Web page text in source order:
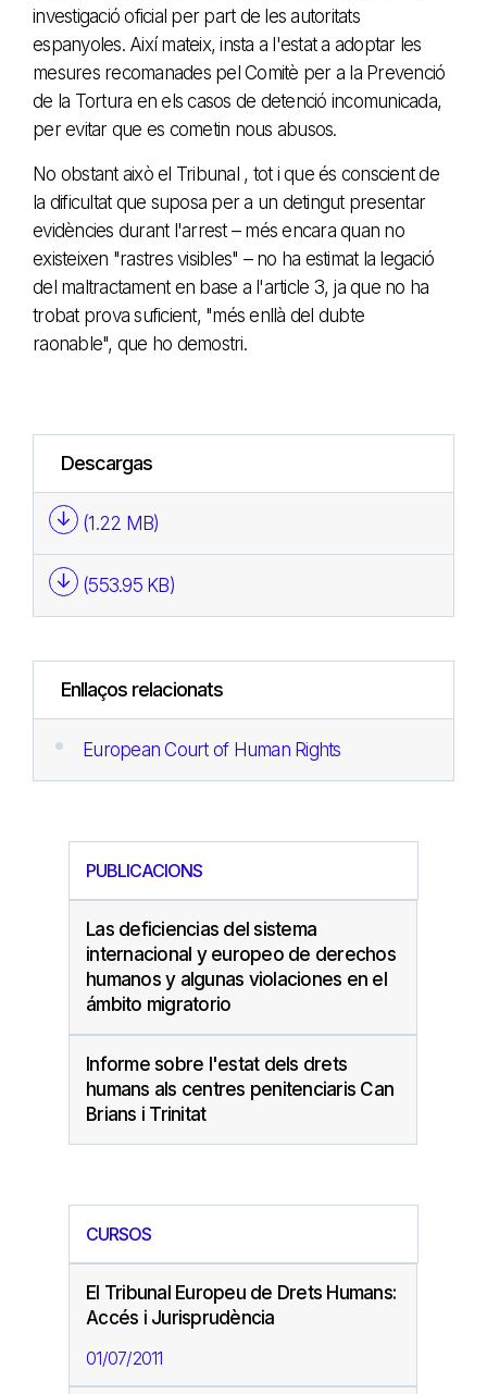
investigació oficial per part de les autoritats
espanyoles. Així mateix, insta a l'estat a adoptar les
mesures recomanades pel Comitè per a la Prevenció
de la Tortura en els casos de detenció incomunicada,
per evitar que es cometin nous abusos.
No obstant això el Tribunal , tot i que és conscient de
la dificultat que suposa per a un detingut presentar
evidències durant l'arrest – més encara quan no
existeixen "rastres visibles" – no ha estimat la legació
del maltractament en base a l'article 3, ja que no ha
trobat prova suficient, "més enllà del dubte
raonable", que ho demostri.
Descargas
(1.22 MB)
(553.95 KB)
Enllaços relacionats
European Court of Human Rights
PUBLICACIONS
Las deficiencias del sistema
internacional y europeo de derechos
humanos y algunas violaciones en el
ámbito migratorio
Informe sobre l'estat dels drets
humans als centres penitenciaris Can
Brians i Trinitat
CURSOS
El Tribunal Europeu de Drets Humans:
Accés i Jurisprudència
01/07/2011